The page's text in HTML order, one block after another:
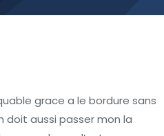
grace a le bordure sans
doit aussi passer mon la